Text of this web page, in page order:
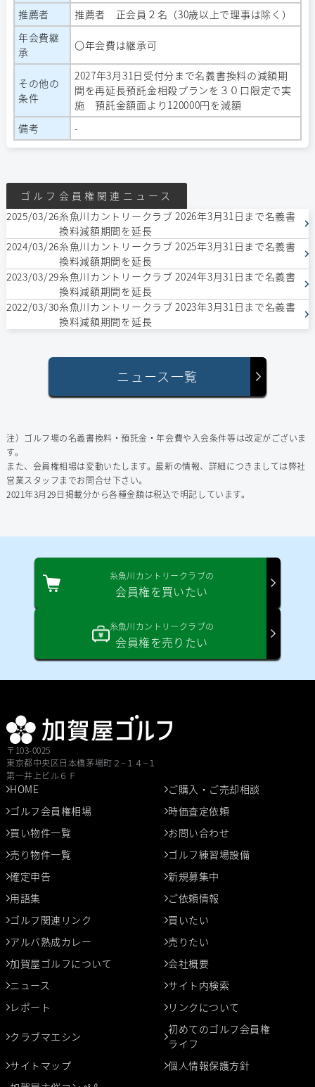
推薦者
推薦者 正会員２名（30歳以上で理事は除く）
年会費継
承
〇年会費は継承可
その他の
条件
2027年3月31日受付分まで名義書換料の減額期
間を再延長預託金相殺プランを３０口限定で実
施 預託金額面より120000円を減額
備考
-
ゴルフ会員権関連ニュース
2025/03/26糸魚川カントリークラブ 2026年3月31日まで名義書
換料減額期間を延長
2024/03/26糸魚川カントリークラブ 2025年3月31日まで名義書
換料減額期間を延長
2023/03/29糸魚川カントリークラブ 2024年3月31日まで名義書
換料減額期間を延長
2022/03/30糸魚川カントリークラブ 2023年3月31日まで名義書
換料減額期間を延長
ニュース一覧
注）ゴルフ場の名義書換料・預託⾦・年会費や⼊会条件等は改定がございま
す。
また、会員権相場は変動いたします。最新の情報、詳細につきましては弊社
営業スタッフまでお問合せ下さい。
2021年3⽉29⽇掲載分から各種⾦額は税込で明記しています。
糸魚川カントリークラブの
会員権を買いたい
糸魚川カントリークラブの
会員権を売りたい
〒103-0025
東京都中央区⽇本橋茅場町２−１４−１
第⼀井上ビル６Ｆ
HOME
ご購入・ご売却相談
ゴルフ会員権相場
時価査定依頼
買い物件一覧
お問い合わせ
売り物件一覧
ゴルフ練習場設備
確定申告
新規募集中
用語集
ご依頼情報
ゴルフ関連リンク
買いたい
アルバ熟成カレー
売りたい
加賀屋ゴルフについて
会社概要
ニュース
サイト内検索
レポート
リンクについて
クラブマエシン
初めてのゴルフ会員権
ライフ
サイトマップ
個人情報保護方針